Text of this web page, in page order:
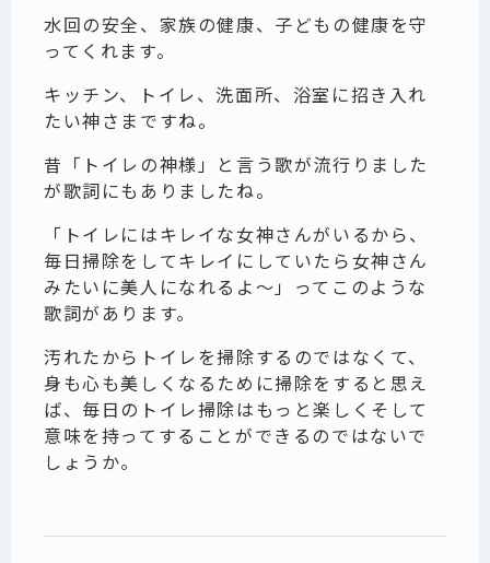
水回の安全、家族の健康、子どもの健康を守
ってくれます。
キッチン、トイレ、洗面所、浴室に招き入れ
たい神さまですね。
昔「トイレの神様」と言う歌が流行りました
が歌詞にもありましたね。
「トイレにはキレイな女神さんがいるから、
毎日掃除をしてキレイにしていたら女神さん
みたいに美人になれるよ～」ってこのような
歌詞があります。
汚れたからトイレを掃除するのではなくて、
身も心も美しくなるために掃除をすると思え
ば、毎日のトイレ掃除はもっと楽しくそして
意味を持ってすることができるのではないで
しょうか。